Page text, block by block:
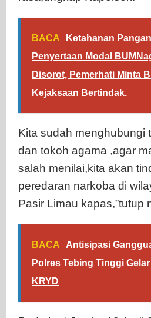
BACA
Ketahanan
Penyertaan Modal
Disorot, Pemerhati Minta
Kejaksaan Bertindak.
Kita sudah menghubungi
dan tokoh agama ,agar
salah menilai,kita akan
peredaran narkoba di
Pasir Limau kapas,”tutup
BACA
Antisipasi
Polres Tebing Tinggi
KRYD